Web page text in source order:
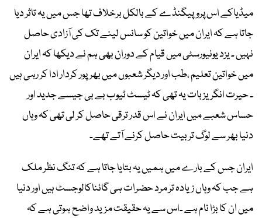
میڈیاکے اس پروپیگنڈے کے بالکل برخلاف تھا جس میں یہ تاثر دیا
جاتا ہے کہ ایران میں خواتین کو سانس لینے تک کی آزادی حاصل
نہیں ۔ یزد یونیورسٹی میں قیام کے دوران بھی ہم نے دیکھا کہ ایران
میں خواتین تعلیم ،طب اور دیگر شعبوں میں بھرپور کردار ادا کر رہی ہیں
۔ حیرت انگریز بات یہ تھی کہ ٹیسٹ ٹیوب بے بی جیسے جدید اور
حساس شعبے میں ایران نے اس قدر ترقی حاصل کر لی تھی کہ وہاں
دنیا بھر سے لوگ تربیت حاصل کرنے آتے تھے۔
ایران جس کے بارے میں ہمیں یہ بتایا جاتا ہے کہ تنگ نظر ملک
ہے جب کہ وہاں زیادہ تر مرد حضرات ہی گائناکالوجسٹ ہیں اور دنیا
میں ان کا بڑا نام ہے ۔اس سے یہ حقیقت مزید واضح ہوتی ہے کہ